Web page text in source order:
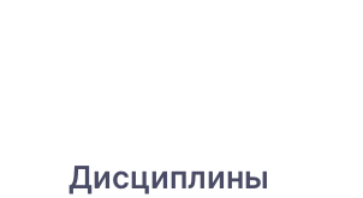
Дисциплины